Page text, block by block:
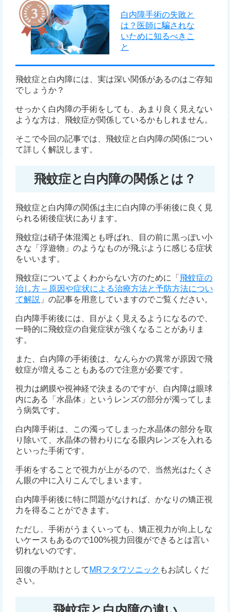
白内障手術の失敗と
は？医師に騙されな
いために知るべきこ
と
飛蚊症と白内障には、実は深い関係があるのはご存知
でしょうか？
せっかく白内障の手術をしても、あまり良く見えない
ような方は、飛蚊症が関係しているかもしれません。
そこで今回の記事では、飛蚊症と白内障の関係につい
て詳しく解説します。
飛蚊症と白内障の関係とは？
飛蚊症と白内障の関係は主に白内障の手術後に良く見
られる術後症状にあります。
飛蚊症は硝子体混濁とも呼ばれ、目の前に黒っぽい小
さな「浮遊物」のようなものが飛ぶように感じる症状
をいいます。
飛蚊症についてよくわからない方のために「 飛蚊症の
治し方 – 原因や症状による治療方法と予防方法につい
て解説 」の記事を用意していますのでご覧ください。
白内障手術後には、目がよく見えるようになるので、
一時的に飛蚊症の自覚症状が強くなることがありま
す。
また、白内障の手術後は、なんらかの異常が原因で飛
蚊症が増えることもあるので注意が必要です。
視力は網膜や視神経で決まるのですが、白内障は眼球
内にある「水晶体」というレンズの部分が濁ってしま
う病気です。
白内障手術は、この濁ってしまった水晶体の部分を取
り除いて、水晶体の替わりになる眼内レンズを入れる
といった手術です。
手術をすることで視力が上がるので、当然光はたくさ
ん眼の中に入りこんでしまいます。
白内障手術後に特に問題がなければ、かなりの矯正視
力を得ることができます。
ただし、手術がうまくいっても、矯正視力が向上しな
いケースもあるので100%視力回復ができるとは言い
切れないのです。
回復の手助けとして MRフタワソニック もお試しくだ
さい。